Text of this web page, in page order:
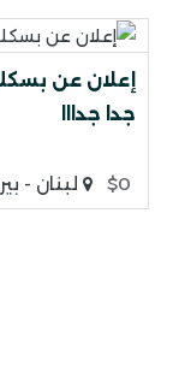
إعلان عن
جدا جدااا
$0 لبنان -